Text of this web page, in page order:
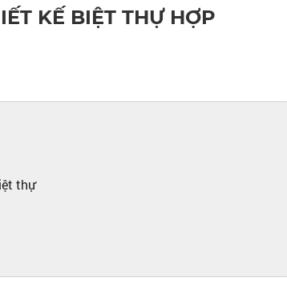
KẾ BIỆT THỰ HỢP
thự